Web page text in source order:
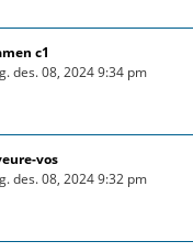
c1
des. 08, 2024 9:34 pm
vos
des. 08, 2024 9:32 pm